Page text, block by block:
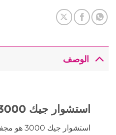
الوصف
استشوار جيك 3000
استشوار